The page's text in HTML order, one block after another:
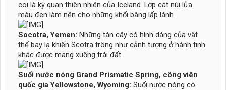
coi là kỳ quan thiên nhiên của Iceland. Lớp cát núi lửa
màu đen làm nền cho những khối băng lấp lánh.
Socotra, Yemen: Những tán cây có hình dáng của vật
thể bay lạ khiến Scotra trông như cảnh tượng ở hành tinh
khác được mang xuống trái đất.
Suối nước nóng Grand Prismatic Spring, công viên
quốc gia Yellowstone, Wyoming: Suối nước nóng có